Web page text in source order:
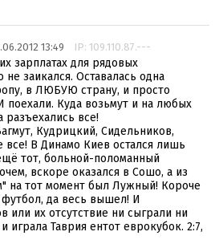
13:49 IP: 109.110.87.---
зарплатах для рядовых
заикался. Оставалась одна
в ЛЮБУЮ страну, и просто
поехали. Куда возьмут и на любых
разъехались все!
Кудрицкий, Сидельников,
В Динамо Киев остался лишь
тот, больной-поломанный
вскоре оказался в Сошо, а из
на тот момент был Лужный! Короче
да весь вышел! И
или их отсутствие ни сыграли ни
играла Таврия ентот еврокубок. 2:7,